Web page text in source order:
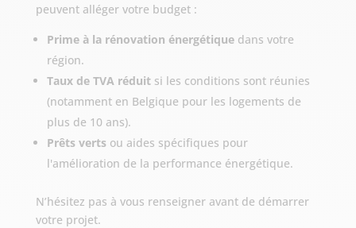
peuvent alléger votre budget :
Prime à la rénovation énergétiquedans votre
région.
Taux de TVA réduitsi les conditions sont réunies
(notamment en Belgique pour les logements de
plus de 10 ans).
Prêts vertsou aides spécifiques pour
l'amélioration de la performance énergétique.
N’hésitez pas à vous renseigner avant de démarrer
votre projet.